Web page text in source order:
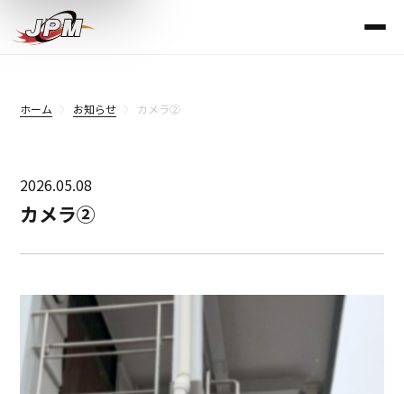
ホーム お知らせ カメラ②
2026.05.08
カメラ②